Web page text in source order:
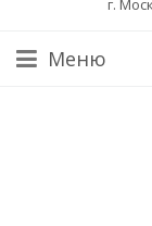
Меню